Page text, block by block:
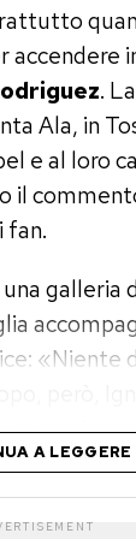
è che il
un
foto e baci
non
di una
a
procedere
che
Hasnat
nel
sarebbe
Diana
e culture
voluto
accendere
.
Ala, in
e al loro
il
fan.
galleria
«Niente
A LEGGERE